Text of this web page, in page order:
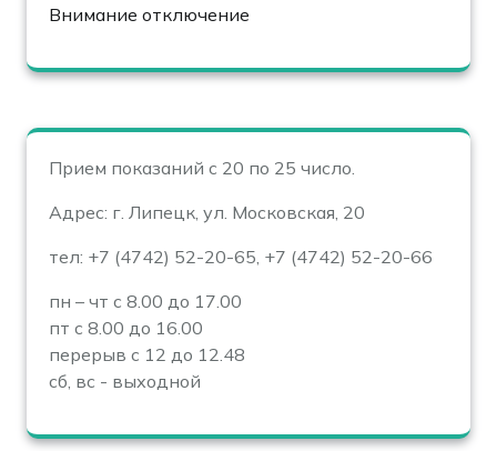
Внимание отключение
Прием показаний с 20 по 25 число.
Адрес: г. Липецк, ул. Московская, 20
тел: +7 (4742) 52-20-65, +7 (4742) 52-20-66
пн – чт с 8.00 до 17.00
пт с 8.00 до 16.00
перерыв с 12 до 12.48
сб, вс - выходной